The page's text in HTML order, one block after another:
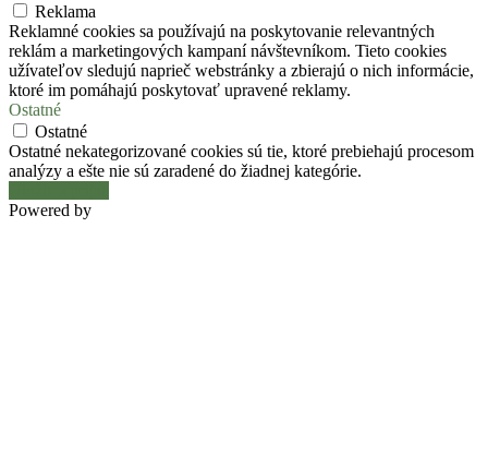
Reklama
Reklamné cookies sa používajú na poskytovanie relevantných
reklám a marketingových kampaní návštevníkom. Tieto cookies
užívateľov sledujú naprieč webstránky a zbierajú o nich informácie,
ktoré im pomáhajú poskytovať upravené reklamy.
Ostatné
Ostatné
Ostatné nekategorizované cookies sú tie, ktoré prebiehajú procesom
analýzy a ešte nie sú zaradené do žiadnej kategórie.
Powered by